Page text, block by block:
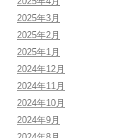
2025年3月
2025年2月
2025年1月
2024年12月
2024年11月
2024年10月
2024年9月